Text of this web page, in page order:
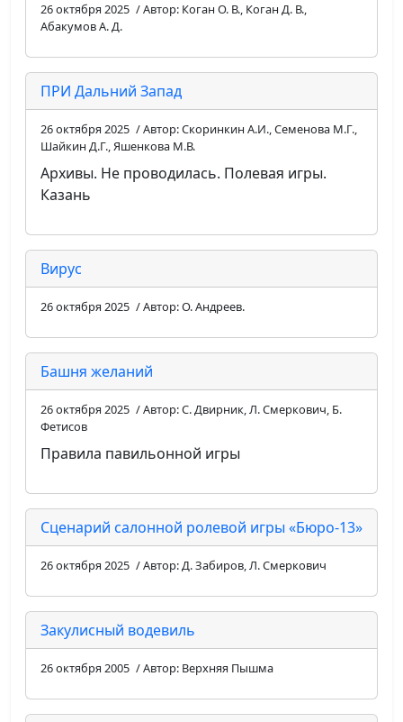
26 октября 2025 / Автор: Коган О. В., Коган Д. В.,
Абакумов А. Д.
ПРИ Дальний Запад
26 октября 2025 / Автор: Скоринкин А.И., Семенова М.Г.,
Шайкин Д.Г., Яшенкова М.В.
Архивы. Не проводилась. Полевая игры.
Казань
Вирус
26 октября 2025 / Автор: О. Андреев.
Башня желаний
26 октября 2025 / Автор: С. Двирник, Л. Смеркович, Б.
Фетисов
Правила павильонной игры
Сценарий салонной ролевой игры «Бюро-13»
26 октября 2025 / Автор: Д. Забиров, Л. Смеркович
Закулисный водевиль
26 октября 2005 / Автор: Верхняя Пышма